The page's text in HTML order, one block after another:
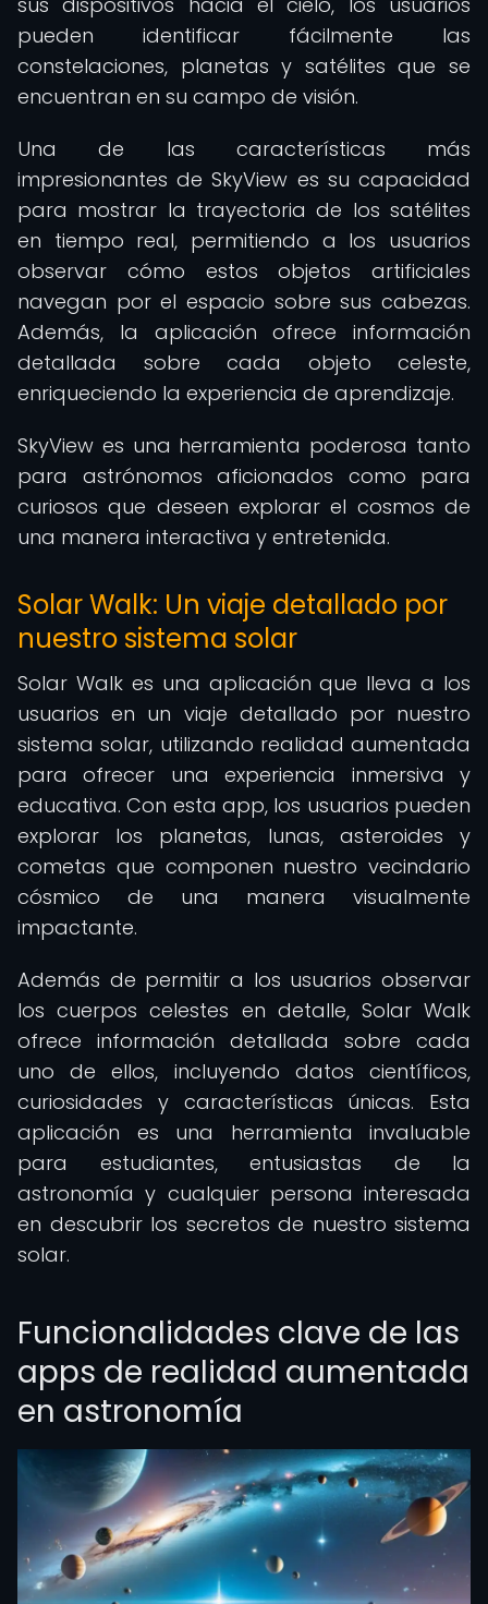
pueden identificar fácilmente las
constelaciones, planetas y satélites que se
encuentran en su campo de visión.
Una de las características más
impresionantes de SkyView es su capacidad
para mostrar la trayectoria de los satélites
en tiempo real, permitiendo a los usuarios
observar cómo estos objetos artificiales
navegan por el espacio sobre sus cabezas.
Además, la aplicación ofrece información
detallada sobre cada objeto celeste,
enriqueciendo la experiencia de aprendizaje.
SkyView es una herramienta poderosa tanto
para astrónomos aficionados como para
curiosos que deseen explorar el cosmos de
una manera interactiva y entretenida.
Solar Walk: Un viaje detallado por
nuestro sistema solar
Solar Walk es una aplicación que lleva a los
usuarios en un viaje detallado por nuestro
sistema solar, utilizando realidad aumentada
para ofrecer una experiencia inmersiva y
educativa. Con esta app, los usuarios pueden
explorar los planetas, lunas, asteroides y
cometas que componen nuestro vecindario
cósmico de una manera visualmente
impactante.
Además de permitir a los usuarios observar
los cuerpos celestes en detalle, Solar Walk
ofrece información detallada sobre cada
uno de ellos, incluyendo datos científicos,
curiosidades y características únicas. Esta
aplicación es una herramienta invaluable
para estudiantes, entusiastas de la
astronomía y cualquier persona interesada
en descubrir los secretos de nuestro sistema
solar.
Funcionalidades clave de las
apps de realidad aumentada
en astronomía